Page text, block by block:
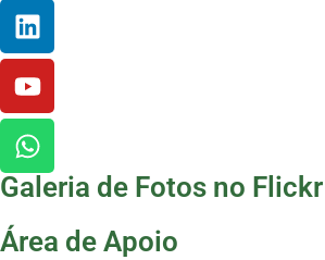
Galeria de Fotos no Flickr
Área de Apoio